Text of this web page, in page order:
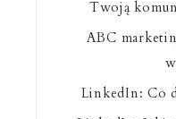
Twoją
ABC
LinkedIn: Co